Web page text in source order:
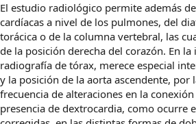
El estudio radiológico permite además
cardíacas a nivel de los pulmones, del
torácica o de la columna vertebral, las
de la posición derecha del corazón. En
radiografía de tórax, merece especial
y la posición de la aorta ascendente, por
frecuencia de alteraciones en la
presencia de dextrocardia, como ocurre